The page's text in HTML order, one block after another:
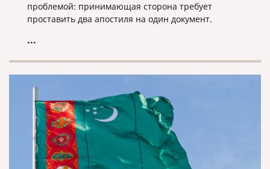
проблемой: принимающая сторона требует
проставить два апостиля на один документ.
апостиля?
...